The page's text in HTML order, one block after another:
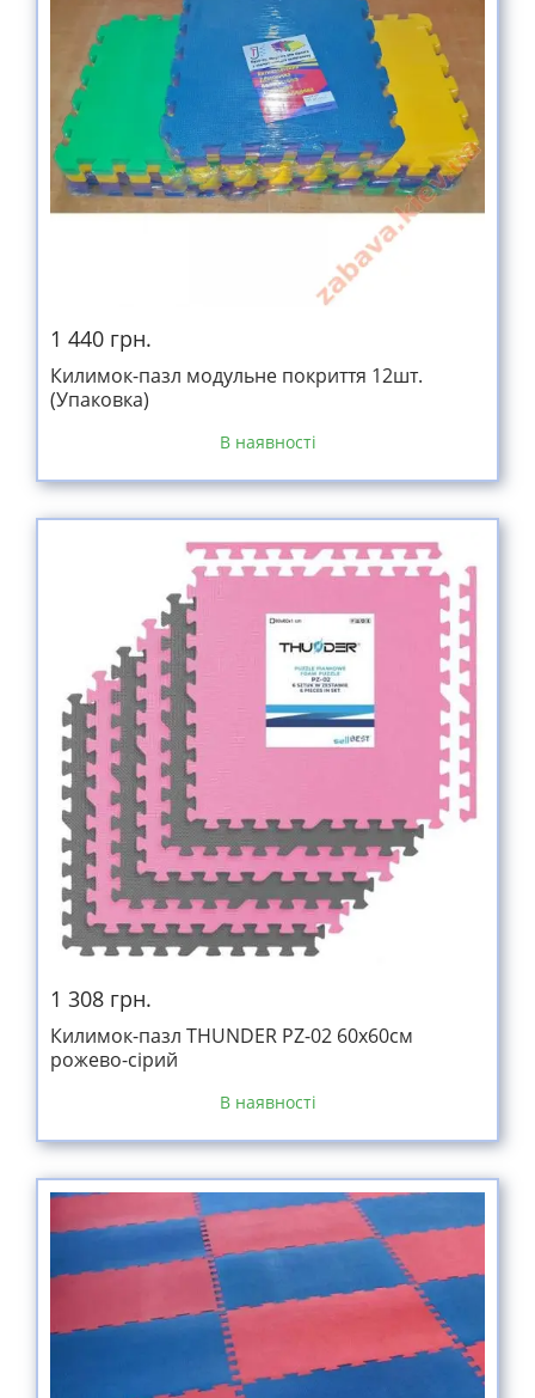
1 440 грн.
Килимок-пазл модульне покриття 12шт.
(Упаковка)
В наявності
1 308 грн.
Килимок-пазл THUNDER PZ-02 60х60см
рожево-сірий
В наявності